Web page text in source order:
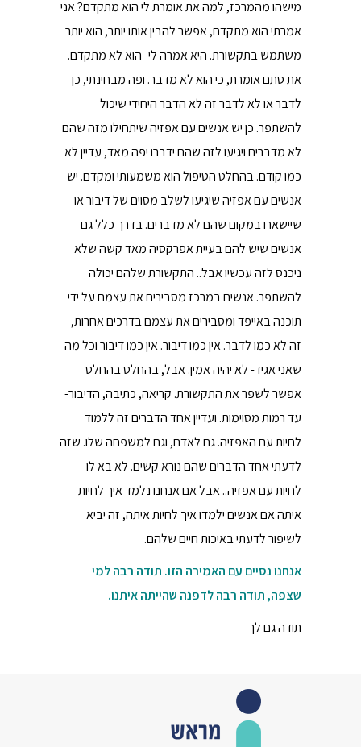
מישהו מהמרכז, למה את אומרת לי הוא מתקדם? אני
אמרתי הוא מתקדם, אפשר להבין אותו יותר, הוא יותר
משתמש בתקשורת. היא אמרה לי- הוא לא מתקדם.
את סתם אומרת, כי הוא לא מדבר. ופה מבחינתי, כן
לדבר או לא לדבר זה לא הדבר היחידי שיכול
להשתפר. כן יש אנשים עם אפזיה שיתחילו מזה שהם
לא מדברים ויגיעו לזה שהם ידברו יפה מאד, עדיין לא
כמו קודם. בהחלט הטיפול הוא משמעותי ומקדם. יש
אנשים עם אפזיה שיגיעו לשלב מסוים של דיבור או
שיישארו במקום שהם לא מדברים. בדרך כלל גם
אנשים שיש להם בעיית אפרקסיה מאד קשה שלא
ניכנס לזה עכשיו אבל.. התקשורת שלהם יכולה
להשתפר. אנשים במרכז מסבירים את עצמם על ידי
תוכנה באייפד ומסבירים את עצמם בדרכים אחרות,
זה לא כמו לדבר. אין כמו דיבור. אין כמו דיבור וכל מה
שאני אגיד- לא יהיה אמין. אבל, בהחלט בהחלט
אפשר לשפר את התקשורת. קריאה, כתיבה, הדיבור-
עד רמות מסוימות. ועדיין אחד הדברים זה ללמוד
לחיות עם האפזיה. גם לאדם, וגם למשפחה שלו. שזה
לדעתי אחד הדברים שהם נורא קשים. לא בא לו
לחיות עם אפזיה.. אבל אם אנחנו נלמד איך לחיות
איתה אם אנשים ילמדו איך לחיות איתה, זה יביא
לשיפור לדעתי באיכות חיים שלהם.
אנחנו נסיים עם האמירה הזו. תודה רבה למי
שצפה, תודה רבה לדפנה שהייתה איתנו.
תודה גם לך